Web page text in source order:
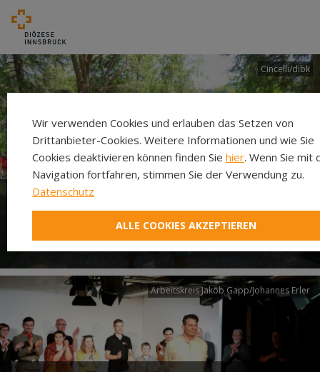
Cincelli/dibk
Neuer Pilgerweg Via
Laudato si’
Arbeitskreis Jakob Gapp/Johannes Erler
Wir verwenden Cookies und erlauben das Setzen von
Drittanbieter-Cookies. Weitere Informationen und wie Sie
Cookies deaktivieren können finden Sie hier. Wenn Sie mit
Navigation fortfahren, stimmen Sie der Verwendung zu.
Datenschutz
ALLE COOKIES AKZEPTIEREN